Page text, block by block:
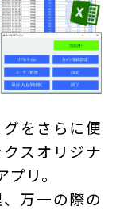
をさらに便
スオリジナ
リ。
万一の際の